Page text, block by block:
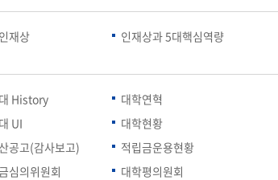
시그니처
세명 캐릭터
요람집
등록금심의위원회
등록금심의위원회 회의록
안내
학·석사연계과정
졸업연기
조기졸업
졸업논문
학년별 수료학점
업화센터
중소기업산학협력센터
ANCHOR사업단
관리지원센터
단양군농촌활성화지원센터
기관/시설
SMU Story
학교기업
재상 인재상과 5대핵심역량
History
대학연혁
UI
대학현황
공고(감사보고)
적립금운용현황
심의위원회
대학평의원회